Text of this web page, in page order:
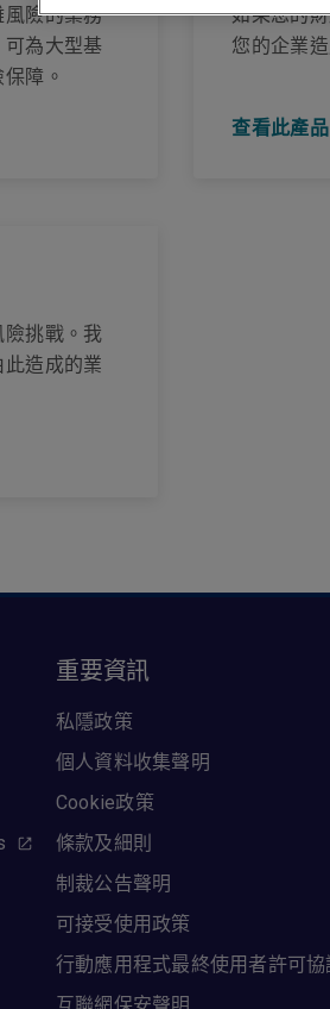
風險的業務
為大型基
障。
如果您的
您的企業
查看此產品
挑戰。我
造成的業
重要資訊
私隱政策
個人資料收集聲明
Cookie政策
條款及細則
制裁公告聲明
可接受使用政策
行動應用程式最終使用者許可協